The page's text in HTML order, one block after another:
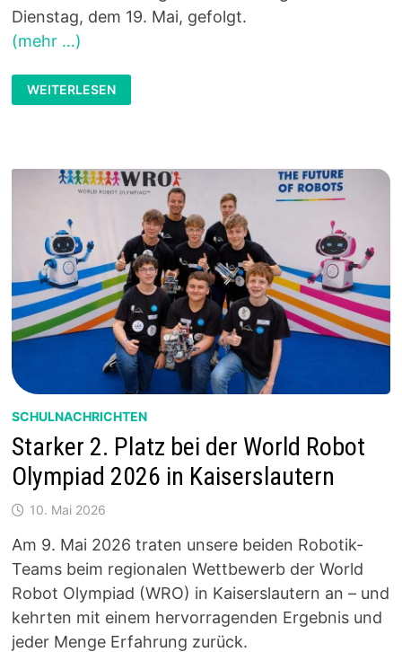
Dienstag, dem 19. Mai, gefolgt.
(mehr …)
RITTERSBERG
RICHTET
LANDESENTSCHEID
WEITERLESEN
SCHULNACHRICHTEN
Starker 2. Platz bei der World Robot
Olympiad 2026 in Kaiserslautern
10. Mai 2026
Am 9. Mai 2026 traten unsere beiden Robotik-
Teams beim regionalen Wettbewerb der World
Robot Olympiad (WRO) in Kaiserslautern an – und
kehrten mit einem hervorragenden Ergebnis und
jeder Menge Erfahrung zurück.